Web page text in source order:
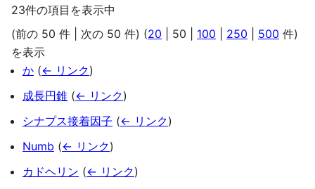
23件の項目を表示中
(前の 50 件 次の 50 件) (20 50 100 250 500 件)
を表示
か (← リンク)
成長円錐 (← リンク)
シナプス接着因子 (← リンク)
Numb (← リンク)
カドヘリン (← リンク)